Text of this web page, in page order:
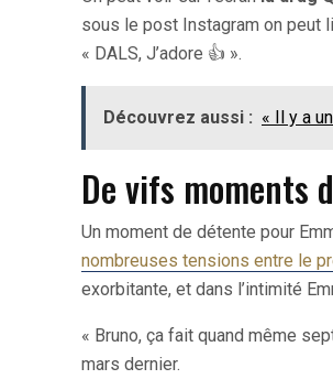
sous le post Instagram on peut
« DALS, J’adore 👍 ».
Découvrez aussi : « Il y a
De vifs moments
Un moment de détente pour
nombreuses tensions entre le
exorbitante, et dans l’intimité
« Bruno, ça fait quand même
mars dernier.